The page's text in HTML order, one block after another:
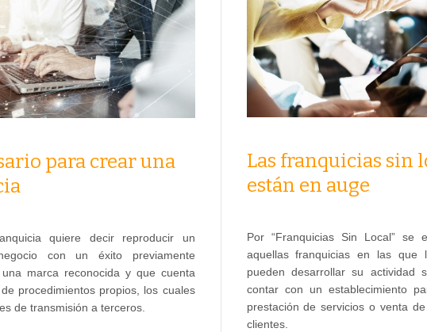
para crear una
quiere decir reproducir un
con un éxito previamente
marca reconocida y que cuenta
procedimientos propios, los cuales
de transmisión a terceros.
Las franquicias sin
están en auge
Por “Franquicias Sin Local” se
aquellas franquicias en las que
pueden desarrollar su actividad
contar con un establecimiento
prestación de servicios o venta
clientes.